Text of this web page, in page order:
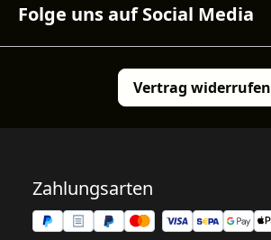
Folge uns auf Social Media
Vertrag widerrufen
Zahlungsarten